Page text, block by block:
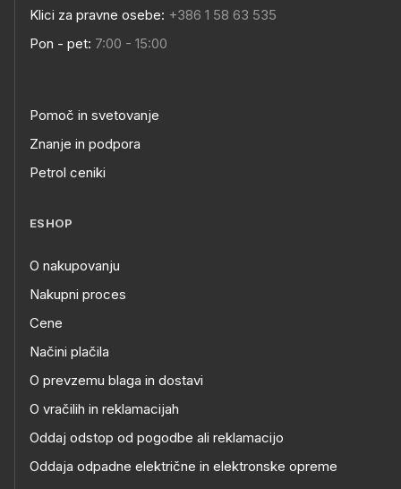
Klici za pravne osebe: +386 1 58 63 535
Pon - pet: 7:00 - 15:00
Pomoč in svetovanje
Znanje in podpora
Petrol ceniki
ESHOP
O nakupovanju
Nakupni proces
Cene
Načini plačila
O prevzemu blaga in dostavi
O vračilih in reklamacijah
Oddaj odstop od pogodbe ali reklamacijo
Oddaja odpadne električne in elektronske opreme